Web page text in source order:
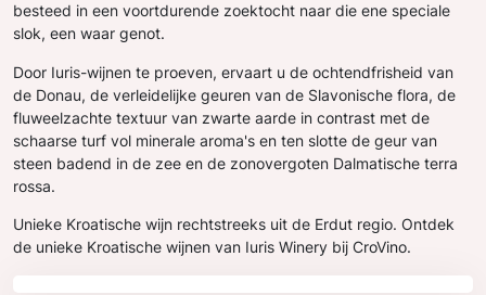
besteed in een voortdurende zoektocht naar die ene speciale
slok, een waar genot.
Door Iuris-wijnen te proeven, ervaart u de ochtendfrisheid van
de Donau, de verleidelijke geuren van de Slavonische flora, de
fluweelzachte textuur van zwarte aarde in contrast met de
schaarse turf vol minerale aroma's en ten slotte de geur van
steen badend in de zee en de zonovergoten Dalmatische terra
rossa.
Unieke Kroatische wijn rechtstreeks uit de Erdut regio. Ontdek
de unieke Kroatische wijnen van Iuris Winery bij CroVino.